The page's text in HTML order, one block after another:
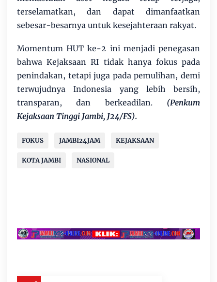
terselamatkan, dan dapat dimanfaatkan
sebesar-besarnya untuk kesejahteraan rakyat.
Momentum HUT ke-2 ini menjadi penegasan
bahwa Kejaksaan RI tidak hanya fokus pada
penindakan, tetapi juga pada pemulihan, demi
terwujudnya Indonesia yang lebih bersih,
transparan, dan berkeadilan. (Penkum
Kejaksaan Tinggi Jambi, J24/FS).
FOKUS JAMBI24JAM KEJAKSAAN
KOTA JAMBI NASIONAL